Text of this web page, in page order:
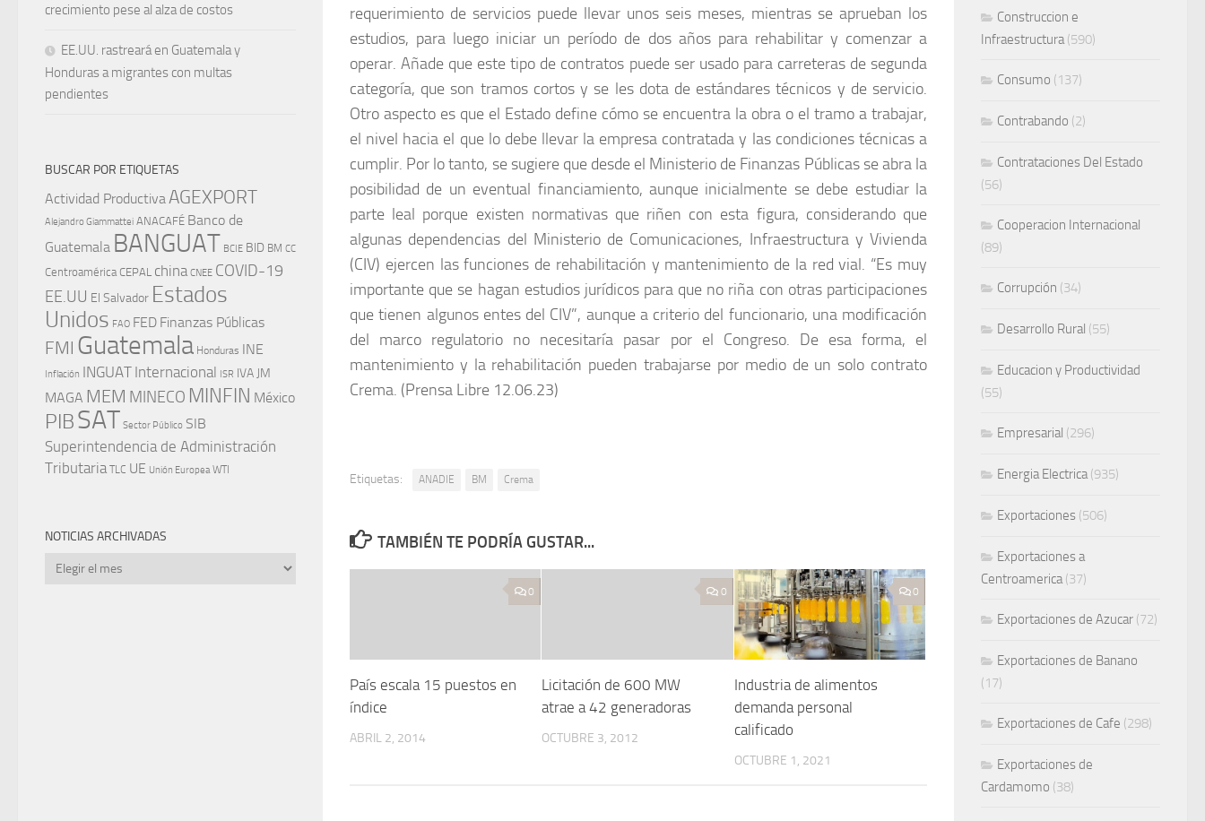
requerimiento de servicios puede llevar unos seis meses, mientras se aprueban los
estudios, para luego iniciar un período de dos años para rehabilitar y comenzar a
operar. Añade que este tipo de contratos puede ser usado para carreteras de segunda
categoría, que son tramos cortos y se les dota de estándares técnicos y de servicio.
Otro aspecto es que el Estado define cómo se encuentra la obra o el tramo a trabajar,
el nivel hacia el que lo debe llevar la empresa contratada y las condiciones técnicas a
cumplir. Por lo tanto, se sugiere que desde el Ministerio de Finanzas Públicas se abra la
posibilidad de un eventual financiamiento, aunque inicialmente se debe estudiar la
parte leal porque existen normativas que riñen con esta figura, considerando que
algunas dependencias del Ministerio de Comunicaciones, Infraestructura y Vivienda
(CIV) ejercen las funciones de rehabilitación y mantenimiento de la red vial. “Es muy
importante que se hagan estudios jurídicos para que no riña con otras participaciones
que tienen algunos entes del CIV”, aunque a criterio del funcionario, una modificación
del marco regulatorio no necesitaría pasar por el Congreso. De esa forma, el
mantenimiento y la rehabilitación pueden trabajarse por medio de un solo contrato
Crema. (Prensa Libre 12.06.23)
Etiquetas: ANADIE BM Crema
TAMBIÉN TE PODRÍA GUSTAR...
0
País escala 15 puestos en
índice
ABRIL 2, 2014
0
Licitación de 600 MW
atrae a 42 generadoras
OCTUBRE 3, 2012
0
Industria de alimentos
demanda personal
calificado
OCTUBRE 1, 2021
crecimiento pese al alza de costos
EE.UU. rastreará en Guatemala y
Honduras a migrantes con multas
pendientes
BUSCAR POR ETIQUETAS
Actividad Productiva AGEXPORT
Alejandro Giammattei ANACAFÉ Banco de
Guatemala BANGUAT BCIE BID BM CC
Centroamérica CEPAL china CNEE COVID-19
EE.UU El Salvador Estados
Unidos FAO FED Finanzas Públicas
FMI Guatemala Honduras INE
Inflación INGUAT Internacional ISR IVA JM
MAGA MEM MINECO MINFIN México
PIBSAT Sector Público SIB
Superintendencia de Administración
Tributaria TLC UE Unión Europea WTI
NOTICIAS ARCHIVADAS
Noticias
Construccion e
Infraestructura(590)
Consumo (137)
Contrabando (2)
Contrataciones Del Estado
(56)
Cooperacion Internacional
(89)
Corrupción (34)
Desarrollo Rural (55)
Educacion y Productividad
(55)
Empresarial (296)
Energia Electrica(935)
Exportaciones (506)
Exportaciones a
Centroamerica(37)
Exportaciones de Azucar (72)
Exportaciones de Banano
(17)
Exportaciones de Cafe (298)
Exportaciones de
Cardamomo (38)